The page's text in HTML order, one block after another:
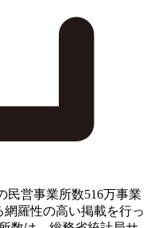
営事業所数516万事業
網羅性の高い掲載を行っ